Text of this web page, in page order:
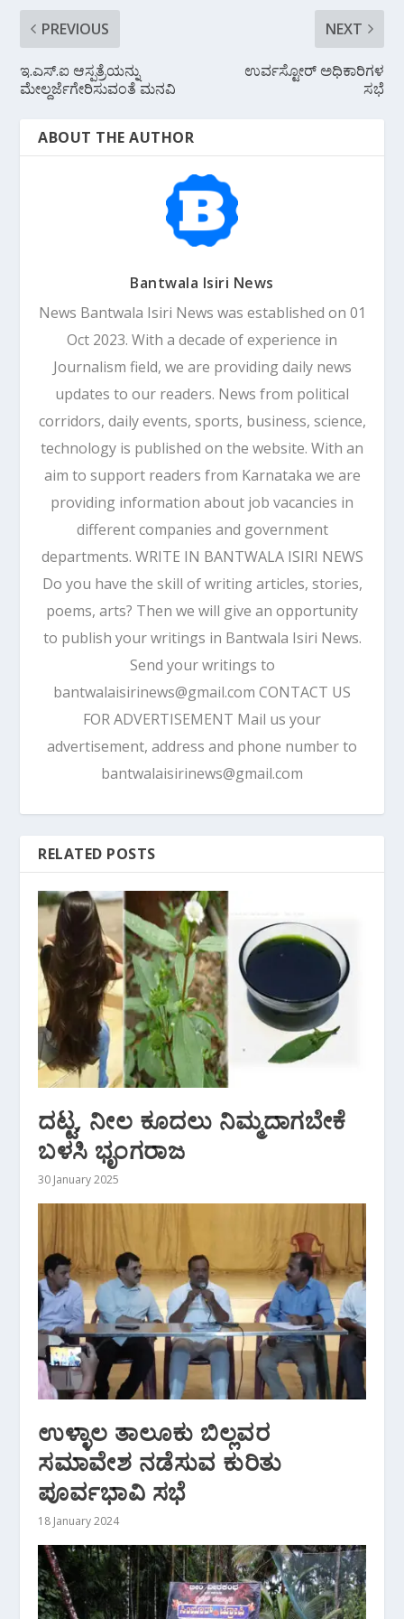
PREVIOUS
ಇ.ಎಸ್.ಐ ಆಸ್ಪತ್ರೆಯನ್ನು
ಮೇಲ್ದರ್ಜೆಗೇರಿಸುವಂತೆ ಮನವಿ
NEXT
ಉರ್ವಸ್ಟೋರ್‌ ಅಧಿಕಾರಿಗಳ
ಸಭೆ
ABOUT THE AUTHOR
Bantwala Isiri News
News Bantwala Isiri News was established on 01
Oct 2023. With a decade of experience in
Journalism field, we are providing daily news
updates to our readers. News from political
corridors, daily events, sports, business, science,
technology is published on the website. With an
aim to support readers from Karnataka we are
providing information about job vacancies in
different companies and government
departments. WRITE IN BANTWALA ISIRI NEWS
Do you have the skill of writing articles, stories,
poems, arts? Then we will give an opportunity
to publish your writings in Bantwala Isiri News.
Send your writings to
bantwalaisirinews@gmail.com CONTACT US
FOR ADVERTISEMENT Mail us your
advertisement, address and phone number to
bantwalaisirinews@gmail.com
RELATED POSTS
ದಟ್ಟ, ನೀಲ ಕೂದಲು ನಿಮ್ಮದಾಗಬೇಕೆ
ಬಳಸಿ ಭೃಂಗರಾಜ
30 January 2025
ಉಳ್ಳಾಲ ತಾಲೂಕು ಬಿಲ್ಲವರ
ಸಮಾವೇಶ ನಡೆಸುವ ಕುರಿತು
ಪೂರ್ವಭಾವಿ ಸಭೆ
18 January 2024